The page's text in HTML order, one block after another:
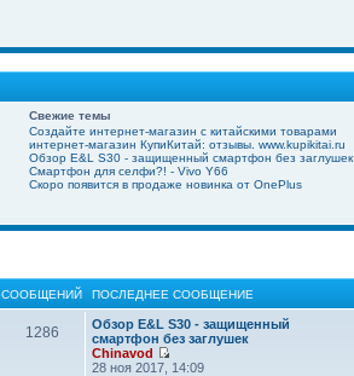
Свежие темы
Создайте интернет-магазин с китайскими товарами
интернет-магазин КупиКитай: отзывы. www.kupikitai.ru
Обзор E&L S30 - защищенный смартфон без заглушек
Смартфон для селфи?! - Vivo Y66
Скоро появится в продаже новинка от OnePlus
СООБЩЕНИЙ ПОСЛЕДНЕЕ СООБЩЕНИЕ
1286
Обзор E&L S30 - защищенный
смартфон без заглушек
Chinavod
28 ноя 2017, 14:09